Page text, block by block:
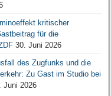
kritischer
für die
30. Juni 2026
des Zugfunks und die
Zu Gast im Studio bei
Juni 2026